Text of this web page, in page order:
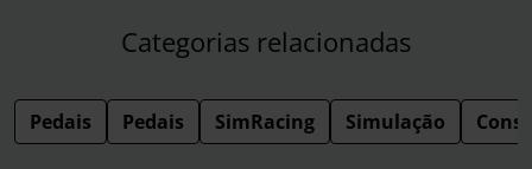
Categorias relacionadas
Pedais Pedais SimRacing Simulação